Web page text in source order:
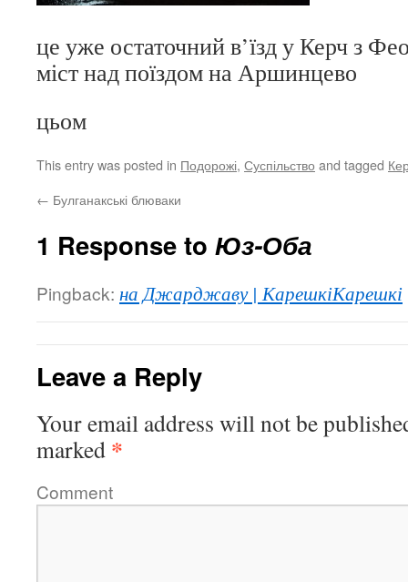
це уже остаточний в’їзд у Керч з
міст над поїздом на Аршинцево
цьом
This entry was posted in Подорожі, Суспільство and tagged
← Булганакські блюваки
1 Response to Юз-Оба
Pingback: на Джарджаву | КарешкіКарешкі
Leave a Reply
Your email address will not be
marked *
Comment